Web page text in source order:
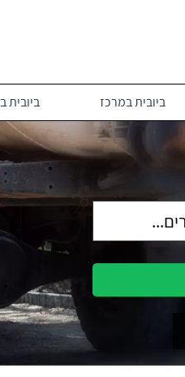
ביובית במרכז ביובית